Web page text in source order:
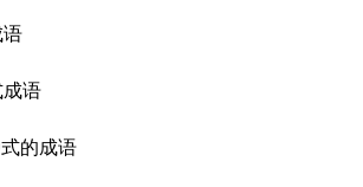
语
语
的成语